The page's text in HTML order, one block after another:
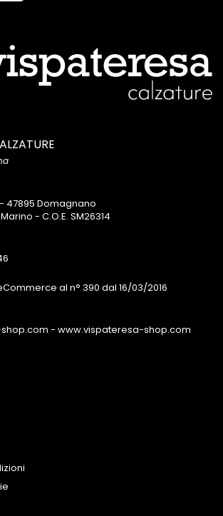
47895 Domagnano
- C.O.E. SM26314
al n° 390 dal 16/03/2016
- www.vispateresa-shop.com